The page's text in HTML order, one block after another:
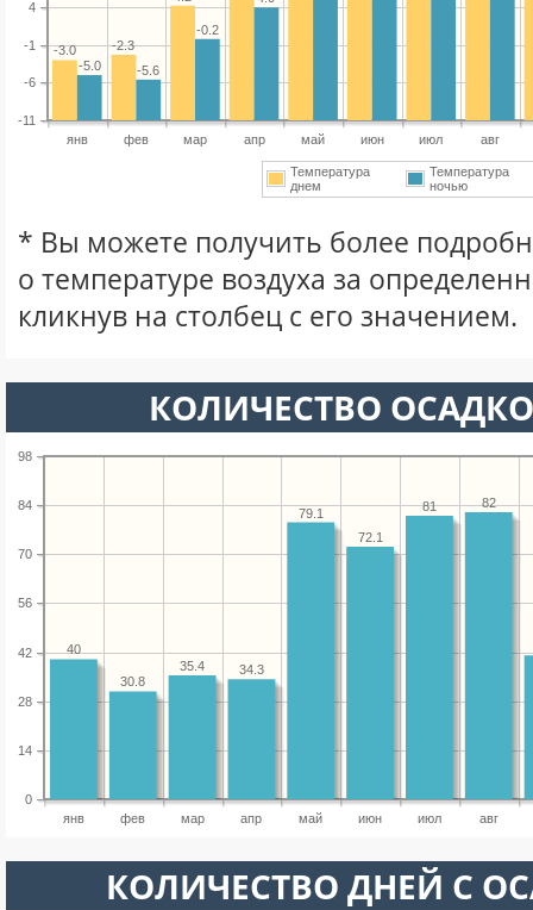
янв фев мар апр май июн июл авг
-11
-6
-1
4
-2.3
-3.0
-0.2
-5.6
-5.0
Температура
днем
Температура
ночью
* Вы можете получить более
о температуре воздуха за
кликнув на столбец с его значением.
КОЛИЧЕСТВО
янв фев мар апр май июн июл авг
0
14
28
42
56
70
84
98
82
81
72.1
79.1
34.3
35.4
30.8
40
КОЛИЧЕСТВО ДНЕЙ С